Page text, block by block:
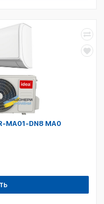
MA01-DN8 MA0